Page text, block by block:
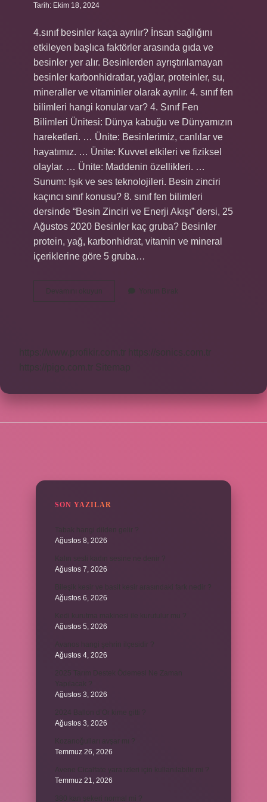
Tarih: Ekim 18, 2024
4.sınıf besinler kaça ayrılır? İnsan sağlığını
etkileyen başlıca faktörler arasında gıda ve
besinler yer alır. Besinlerden ayrıştırılamayan
besinler karbonhidratlar, yağlar, proteinler, su,
mineraller ve vitaminler olarak ayrılır. 4. sınıf fen
bilimleri hangi konular var? 4. Sınıf Fen
Bilimleri Ünitesi: Dünya kabuğu ve Dünyamızın
hareketleri. … Ünite: Besinlerimiz, canlılar ve
hayatımız. … Ünite: Kuvvet etkileri ve fiziksel
olaylar. … Ünite: Maddenin özellikleri. …
Sunum: Işık ve ses teknolojileri. Besin zinciri
kaçıncı sınıf konusu? 8. sınıf fen bilimleri
dersinde “Besin Zinciri ve Enerji Akışı” dersi, 25
Ağustos 2020 Besinler kaç gruba? Besinler
protein, yağ, karbonhidrat, vitamin ve mineral
içeriklerine göre 5 gruba…
Devamını okuyun
Sınıf
Yorum Bırak
https://www.profikir.com.tr
https://sonics.com.tr
https://pigo.com.tr Sitemap
SON YAZILAR
Tabak hangi dilden gelir ?
Ağustos 8, 2026
Ağustos 7, 2026
Ağustos 6, 2026
Ağustos 5, 2026
Ağustos 4, 2026
Ağustos 3, 2026
Ağustos 3, 2026
Temmuz 26, 2026
Temmuz 21, 2026